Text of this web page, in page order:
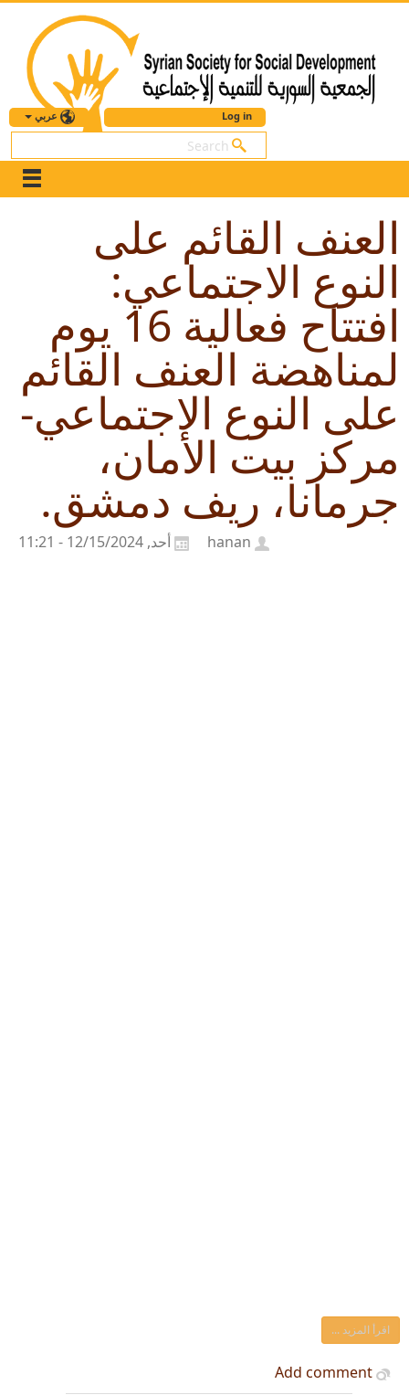
عربي Log in
بحث
العنف القائم على
النوع الاجتماعي:
افتتاح فعالية 16 يوم
لمناهضة العنف القائم
على النوع الاجتماعي-
مركز بيت الأمان،
جرمانا، ريف دمشق.
أحد, 12/15/2024 - 11:21 hanan
اقرأ المزيد ...
Add comment